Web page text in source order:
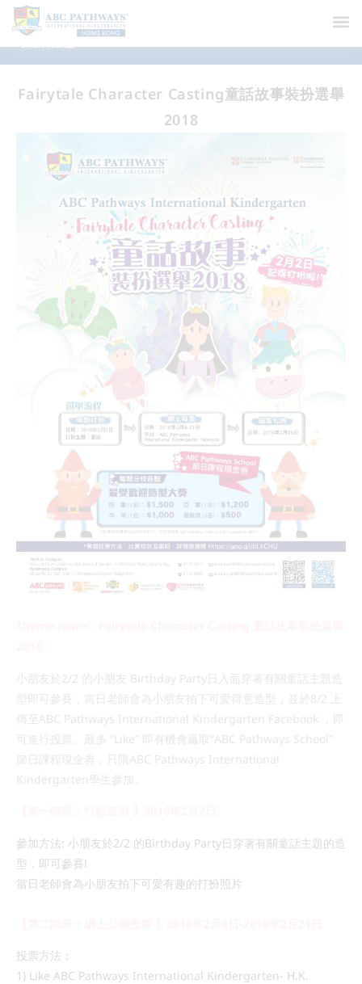
最新消息
Fairytale Character Casting童話故事裝扮選舉
2018
小朋友於2/2 的小朋友 Birthday Party日入面穿著有關童話主題造
型即可參賽，當日老師會為小朋友拍下可愛得意造型，並於8/2 上
傳至ABC Pathways International Kindergarten Facebook ，即
可進行投票。最多 “Like” 即有機會贏取”ABC Pathways School”
節日課程現金劵，只限ABC Pathways International
Kindergarten學生參加。
參加方法: 小朋友於2/2 的Birthday Party日穿著有關童話主題的造
型，即可參賽!
當日老師會為小朋友拍下可愛有趣的打扮照片
投票方法：
1) Like ABC Pathways International Kindergarten- H.K.